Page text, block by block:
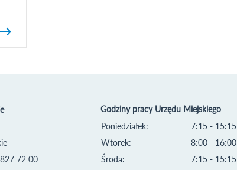
72 00
Godziny pracy Urzędu Miejskiego
Poniedziałek:
Wtorek:
Środa:
7:15 - 15:15
8:00 - 16:00
7:15 - 15:15